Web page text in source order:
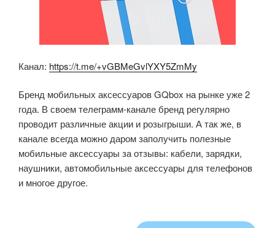
Канал: https://t.me/+vGBMeGvlYXY5ZmMy
Бренд мобильных аксессуаров GQbox на рынке уже 2
года. В своем телеграмм-канале бренд регулярно
проводит различные акции и розыгрыши. А так же, в
канале всегда можно даром заполучить полезные
мобильные аксессуары за отзывы: кабели, зарядки,
наушники, автомобильные аксессуары для телефонов
и многое другое.